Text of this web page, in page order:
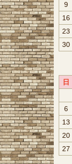
9
16
23
30
日
6
13
20
27